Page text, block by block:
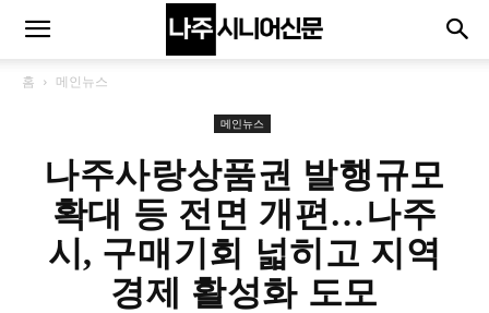
홈 메인뉴스
메인뉴스
나주사랑상품권 발행규모
확대 등 전면 개편…나주
시, 구매기회 넓히고 지역
경제 활성화 도모